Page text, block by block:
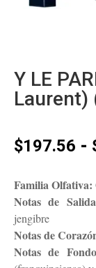
Y LE
Laurent)
$197.56 -
Familia Olfativa:
Notas de
jengibre
Notas de
Notas de